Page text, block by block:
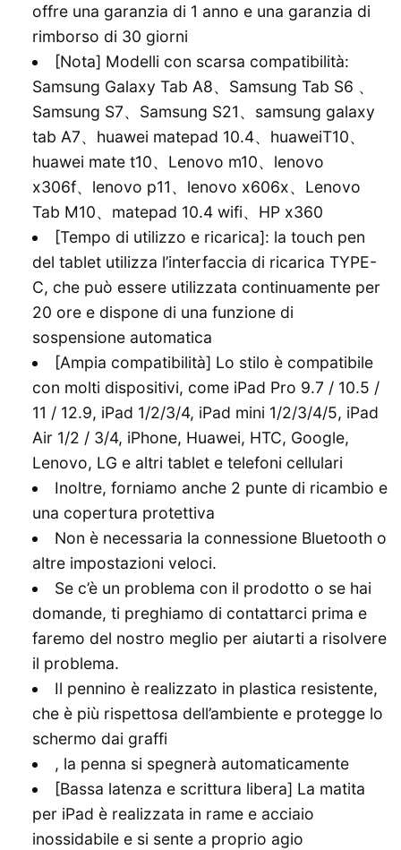
offre una garanzia di 1 anno e una garanzia di
rimborso di 30 giorni
[Nota] Modelli con scarsa compatibilità:
Samsung Galaxy Tab A8、Samsung Tab S6 、
Samsung S7、Samsung S21、samsung galaxy
tab A7、huawei matepad 10.4、huaweiT10、
huawei mate t10、Lenovo m10、lenovo
x306f、lenovo p11、lenovo x606x、Lenovo
Tab M10、matepad 10.4 wifi、HP x360
[Tempo di utilizzo e ricarica]: la touch pen
del tablet utilizza l’interfaccia di ricarica TYPE-
C, che può essere utilizzata continuamente per
20 ore e dispone di una funzione di
sospensione automatica
[Ampia compatibilità] Lo stilo è compatibile
con molti dispositivi, come iPad Pro 9.7 / 10.5 /
11 / 12.9, iPad 1/2/3/4, iPad mini 1/2/3/4/5, iPad
Air 1/2 / 3/4, iPhone, Huawei, HTC, Google,
Lenovo, LG e altri tablet e telefoni cellulari
Inoltre, forniamo anche 2 punte di ricambio e
una copertura protettiva
Non è necessaria la connessione Bluetooth o
altre impostazioni veloci.
Se c’è un problema con il prodotto o se hai
domande, ti preghiamo di contattarci prima e
faremo del nostro meglio per aiutarti a risolvere
il problema.
Il pennino è realizzato in plastica resistente,
che è più rispettosa dell’ambiente e protegge lo
schermo dai graffi
, la penna si spegnerà automaticamente
[Bassa latenza e scrittura libera] La matita
per iPad è realizzata in rame e acciaio
inossidabile e si sente a proprio agio